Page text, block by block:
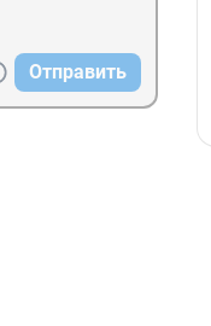
Отправить